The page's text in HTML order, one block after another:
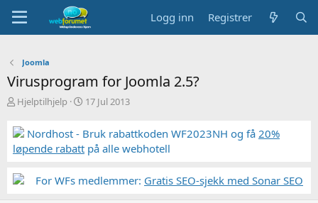
Logg inn Registrer
Joomla
Virusprogram for Joomla 2.5?
T
å
d
s
a
Hjelptilhjelp
S
r
a
17 Jul 2013
Nordhost - Bruk rabattkoden WF2023NH og få 20%
løpende rabatt på alle webhotell
For WFs medlemmer: Gratis SEO-sjekk med Sonar SEO